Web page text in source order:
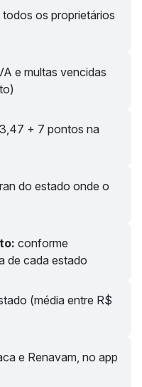
todos os proprietários
e multas vencidas
+ 7 pontos na
do estado onde o
conforme
de cada estado
(média entre R$
e Renavam, no app